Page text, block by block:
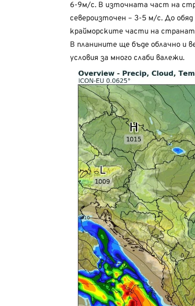
6-9м/с. В източната част на
североизточен – 3-5 м/с. До
крайморските части на
В планините ще бъде облачно и
условия за много слаби валежи.